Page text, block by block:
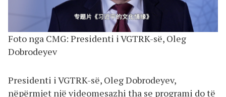
Foto nga CMG: Presidenti i VGTRK-së, Oleg
Dobrodeyev
Presidenti i VGTRK-së, Oleg Dobrodeyev,
nëpërmjet një videomesazhi tha se programi do të